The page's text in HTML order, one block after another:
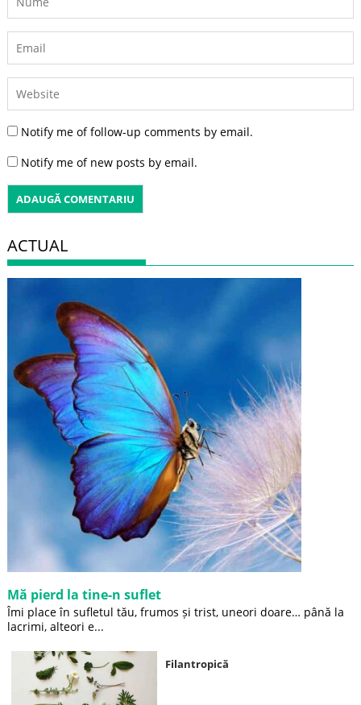
Notify me of follow-up comments by email.
Notify me of new posts by email.
ACTUAL
Mă pierd la tine-n suflet
Îmi place în sufletul tău, frumos și trist, uneori doare… până la
lacrimi, alteori e...
Filantropică